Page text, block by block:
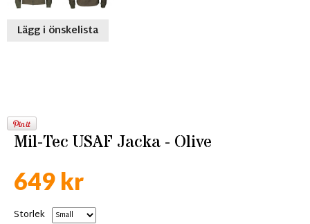
Lägg i önskelista
Mil-Tec USAF Jacka - Olive
649 kr
Storlek